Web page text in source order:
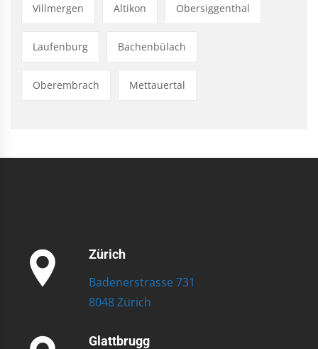
Villmergen Altikon Obersiggenthal
Laufenburg Bachenbülach
Oberembrach Mettauertal
Zürich
Badenerstrasse 731
8048 Zürich
Glattbrugg